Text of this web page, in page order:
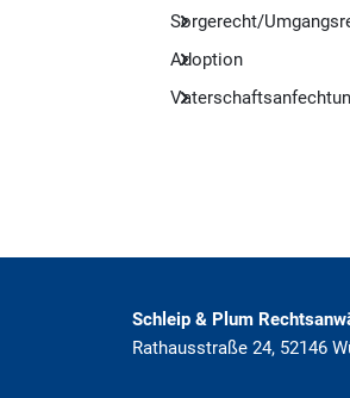
Sorgerecht/
Adoption
Schleip & Plum
Rathausstraße 24, 52146